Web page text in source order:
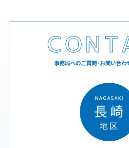
事務局へのご質問･お問い合わ